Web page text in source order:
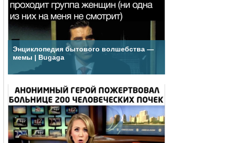
Энциклопедия бытового волшебства —
мемы | Bugaga